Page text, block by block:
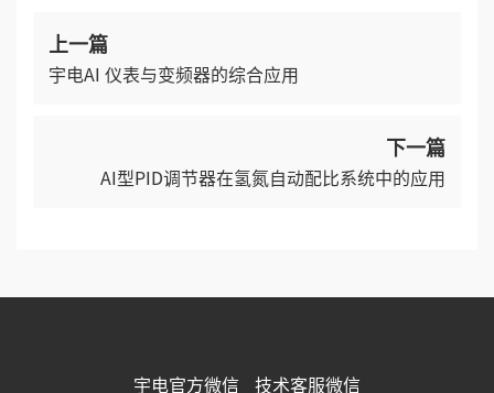
家。【AIMINI-DCS超小型集散温湿度监控系统】应用
广泛受到客户的一致好评。
上一篇